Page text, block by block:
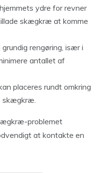
ydre for revner
skægkræ at komme
grundig rengøring, især i
antallet af
placeres rundt omkring
skægkræ.
problemet
at kontakte en